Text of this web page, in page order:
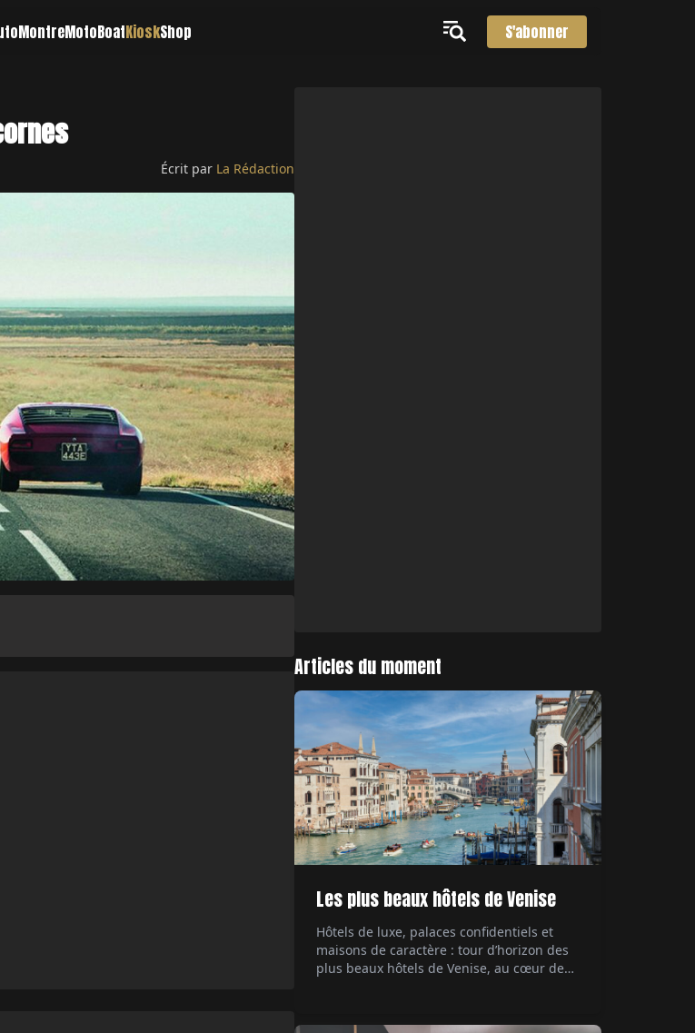
MontreMotoBoatKioskShop S'abonner
Écrit par La Rédaction
Articles du moment
Les plus beaux hôtels de Venise
Hôtels de luxe, palaces confidentiels et
maisons de caractère : tour d’horizon des
plus beaux hôtels de Venise, au cœur de